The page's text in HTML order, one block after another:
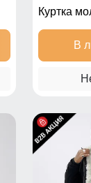
Куртка
В